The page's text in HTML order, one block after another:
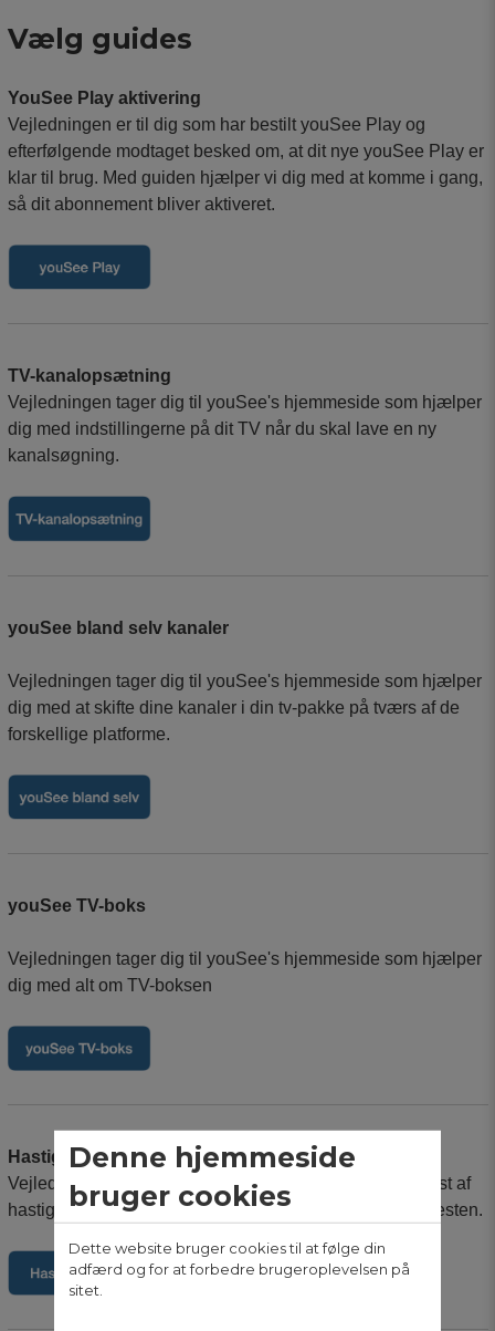
Vælg guides
YouSee Play aktivering
Vejledningen er til dig som har bestilt youSee Play og
efterfølgende modtaget besked om, at dit nye youSee Play er
klar til brug. Med guiden hjælper vi dig med at komme i gang,
så dit abonnement bliver aktiveret.
TV-kanalopsætning
Vejledningen tager dig til youSee's hjemmeside som hjælper
dig med indstillingerne på dit TV når du skal lave en ny
kanalsøgning.
youSee bland selv kanaler
Vejledningen tager dig til youSee's hjemmeside som hjælper
dig med at skifte dine kanaler i din tv-pakke på tværs af de
forskellige platforme.
youSee TV-boks
Vejledningen tager dig til youSee's hjemmeside som hjælper
dig med alt om TV-boksen
Hastighedstest af dit bredbånd
Vejledningen tager dig igennem forberedelsen før en test af
hastigheden på din bredbåndsforbindelse, samt selve testen.
Denne hjemmeside
bruger cookies
Dette website bruger cookies til at følge din
adfærd og for at forbedre brugeroplevelsen på
sitet.